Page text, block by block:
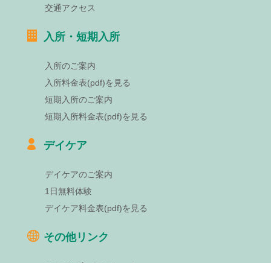
交通アクセス
入所・短期入所
入所のご案内
入所料金表(pdf)を見る
短期入所のご案内
短期入所料金表(pdf)を見る
デイケア
デイケアのご案内
1日無料体験
デイケア料金表(pdf)を見る
その他リンク